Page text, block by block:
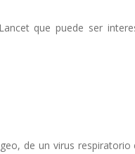
que puede ser
de un virus